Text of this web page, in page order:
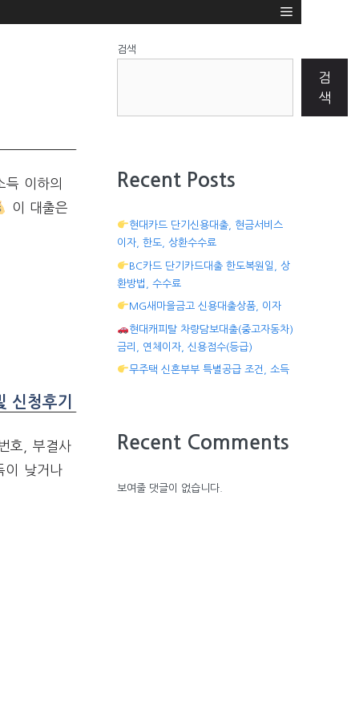
득 이하의
이 대출은
신청후기
호, 부결사
이 낮거나
검색
검
색
Recent Posts
현대카드 단기신용대출, 현금서비스
이자, 한도, 상환수수료
BC카드 단기카드대출 한도복원일, 상
환방법, 수수료
MG새마을금고 신용대출상품, 이자
현대캐피탈 차량담보대출(중고자동차)
금리, 연체이자, 신용점수(등급)
무주택 신혼부부 특별공급 조건, 소득
Recent Comments
보여줄 댓글이 없습니다.